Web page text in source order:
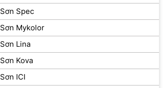
Sơn Spec
Sơn Mykolor
Sơn Lina
Sơn Kova
Sơn ICI